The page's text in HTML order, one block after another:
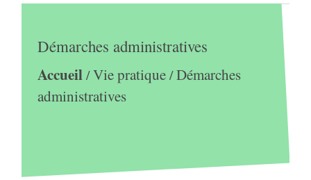
Démarches administratives
Accueil/Vie pratique/Démarches
administratives